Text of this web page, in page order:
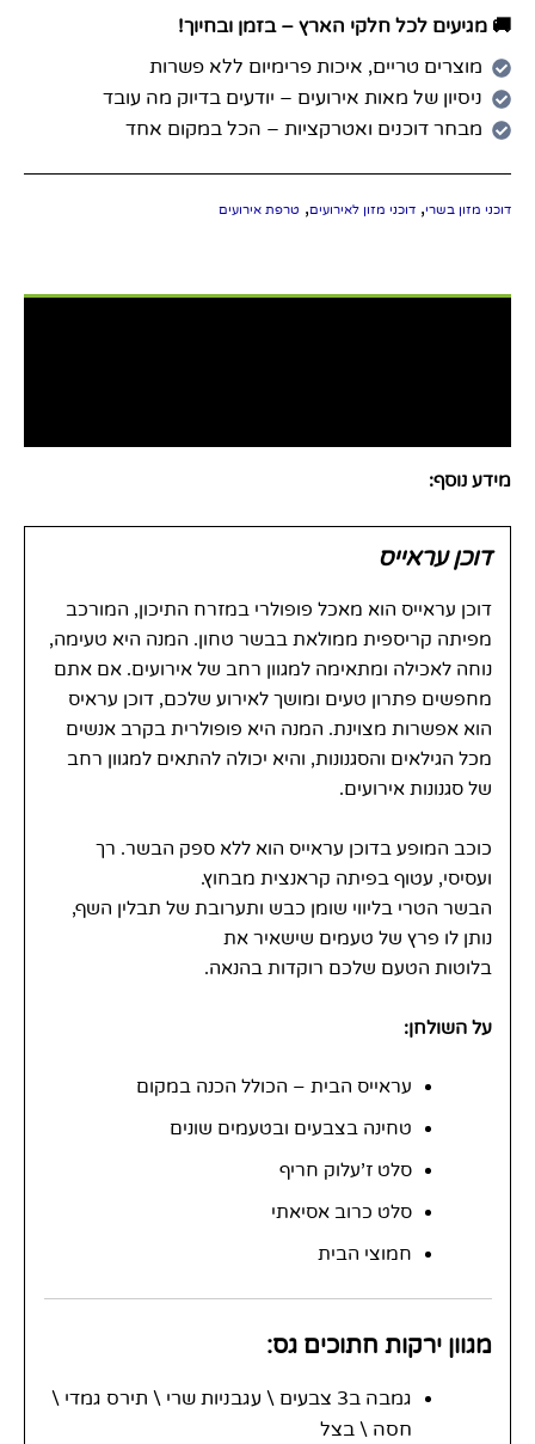
🚚 מגיעים לכל חלקי הארץ – בזמן ובחיוך!
מוצרים טריים, איכות פרימיום ללא פשרות
ניסיון של מאות אירועים – יודעים בדיוק מה עובד
מבחר דוכנים ואטרקציות – הכל במקום אחד
דוכני מזון בשרי, דוכני מזון לאירועים, טרפת אירועים
מידע נוסף:
דוכן עראייס
דוכן עראייס הוא מאכל פופולרי במזרח התיכון, המורכב
מפיתה קריספית ממולאת בבשר טחון. המנה היא טעימה,
נוחה לאכילה ומתאימה למגוון רחב של אירועים. אם אתם
מחפשים פתרון טעים ומושך לאירוע שלכם, דוכן עראיס
הוא אפשרות מצוינת. המנה היא פופולרית בקרב אנשים
מכל הגילאים והסגנונות, והיא יכולה להתאים למגוון רחב
של סגנונות אירועים.
כוכב המופע בדוכן עראייס הוא ללא ספק הבשר. רך
ועסיסי, עטוף בפיתה קראנצית מבחוץ.
הבשר הטרי בליווי שומן כבש ותערובת של תבלין השף,
נותן לו פרץ של טעמים שישאיר את
בלוטות הטעם שלכם רוקדות בהנאה.
על השולחן:
עראייס הבית – הכולל הכנה במקום
טחינה בצבעים ובטעמים שונים
סלט ז'עלוק חריף
סלט כרוב אסיאתי
חמוצי הבית
מגוון ירקות חתוכים גס:
גמבה ב3 צבעים \ עגבניות שרי \ תירס גמדי \
חסה \ בצל